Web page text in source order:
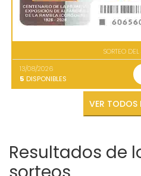
SORTEO
13/08/2026
5 DISPONIBLES
Resultados de